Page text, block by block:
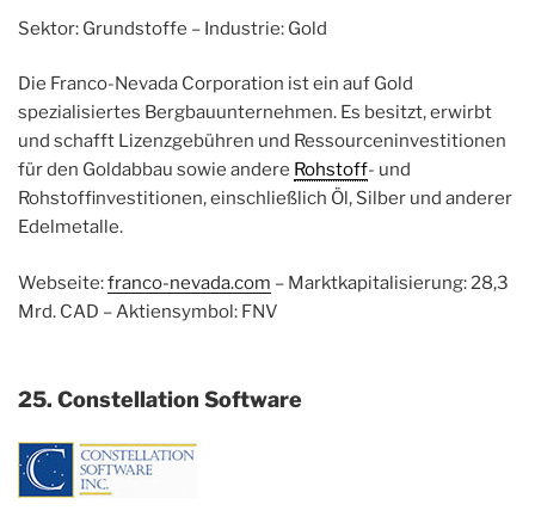
Sektor: Grundstoffe – Industrie: Gold
Die Franco-Nevada Corporation ist ein auf Gold
spezialisiertes Bergbauunternehmen. Es besitzt, erwirbt
und schafft Lizenzgebühren und Ressourceninvestitionen
für den Goldabbau sowie andere Rohstoff- und
Rohstoffinvestitionen, einschließlich Öl, Silber und anderer
Edelmetalle.
Webseite:franco-nevada.com – Marktkapitalisierung: 28,3
Mrd. CAD – Aktiensymbol: FNV
25. Constellation Software